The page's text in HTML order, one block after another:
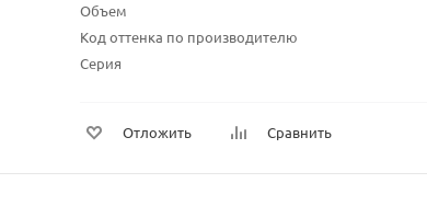
Объем
Код оттенка по производителю
Серия
Отложить Сравнить